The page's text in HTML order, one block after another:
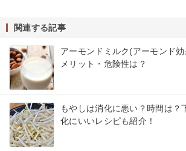
関連する記事
アーモンドミルク(アーモンド
メリット・危険性は？
もやしは消化に悪い？時間は？
化にいいレシピも紹介！